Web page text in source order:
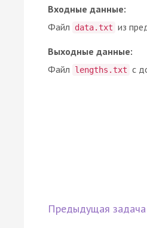
Входные данные:
Файл
data.txt из
Выходные данные:
Файл
lengths.txt с
Предыдущая задача